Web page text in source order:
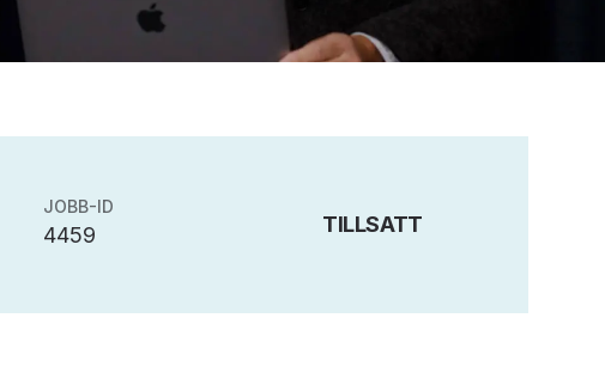
JOBB-ID
4459 TILLSATT